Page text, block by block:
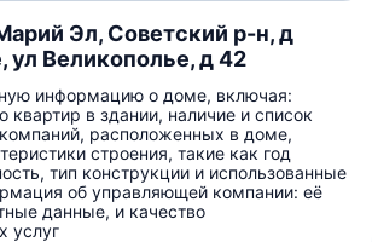
Эл, Советский р-н, д
ул Великополье, д 42
информацию о доме, включая:
квартир в здании, наличие и список
расположенных в доме,
строения, такие как год
тип конструкции и использованные
об управляющей компании: её
данные, и качество
услуг